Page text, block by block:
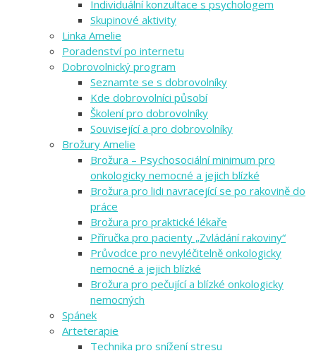
Individuální konzultace s psychologem
Skupinové aktivity
Linka Amelie
Poradenství po internetu
Dobrovolnický program
Seznamte se s dobrovolníky
Kde dobrovolníci působí
Školení pro dobrovolníky
Související a pro dobrovolníky
Brožury Amelie
Brožura – Psychosociální minimum pro
onkologicky nemocné a jejich blízké
Brožura pro lidi navracející se po rakovině do
práce
Brožura pro praktické lékaře
Příručka pro pacienty „Zvládání rakoviny“
Průvodce pro nevyléčitelně onkologicky
nemocné a jejich blízké
Brožura pro pečující a blízké onkologicky
nemocných
Spánek
Arteterapie
Technika pro snížení stresu